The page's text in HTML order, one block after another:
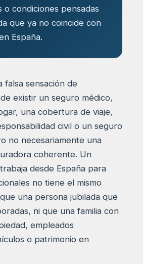
o condiciones pensadas
que ya no coincide con
España.
falsa sensación de
existir un seguro médico,
una cobertura de viaje,
civil o un seguro
no necesariamente una
coherente. Un
desde España para
no tiene el mismo
una persona jubilada que
ni que una familia con
empleados
o patrimonio en